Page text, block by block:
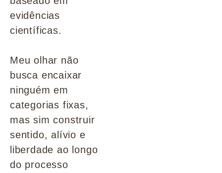
evidências
científicas.
Meu olhar não
busca encaixar
ninguém em
categorias fixas,
mas sim construir
sentido, alívio e
liberdade ao longo
do processo